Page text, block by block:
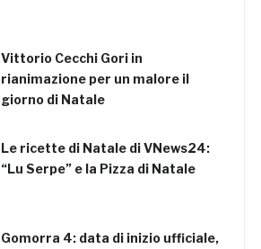
Vittorio Cecchi Gori in
rianimazione per un malore il
giorno di Natale
Le ricette di Natale di VNews24:
“Lu Serpe” e la Pizza di Natale
Gomorra 4: data di inizio ufficiale,